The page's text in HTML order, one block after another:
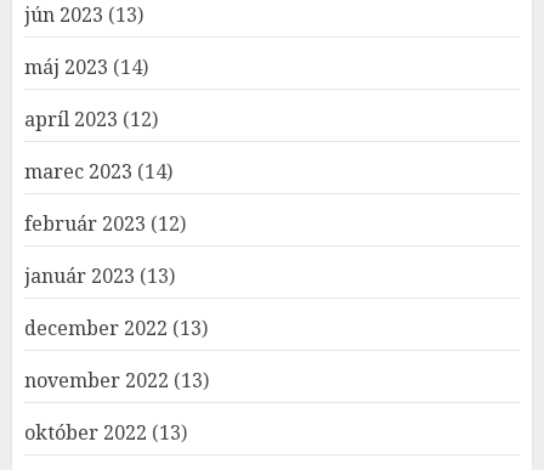
jún 2023 (13)
máj 2023 (14)
apríl 2023 (12)
marec 2023 (14)
február 2023 (12)
január 2023 (13)
december 2022 (13)
november 2022 (13)
október 2022 (13)